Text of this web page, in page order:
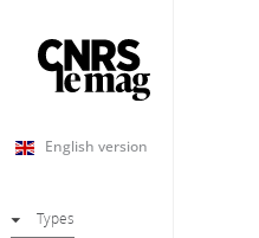
English version
Types